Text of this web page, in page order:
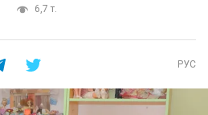
6,7 т.
РУС